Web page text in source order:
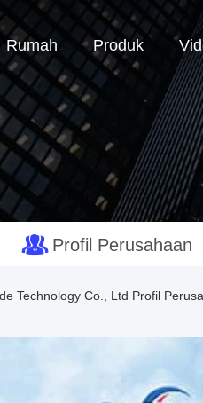
Rumah Produk
Profil Perusahaan
Technology Co., Ltd Profil